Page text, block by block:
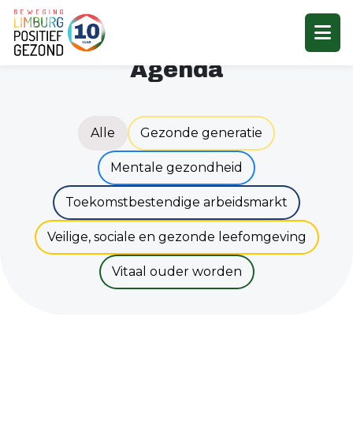
Agenda
Alle Gezonde generatie
Mentale gezondheid
Toekomstbestendige arbeidsmarkt
Veilige, sociale en gezonde leefomgeving
Vitaal ouder worden